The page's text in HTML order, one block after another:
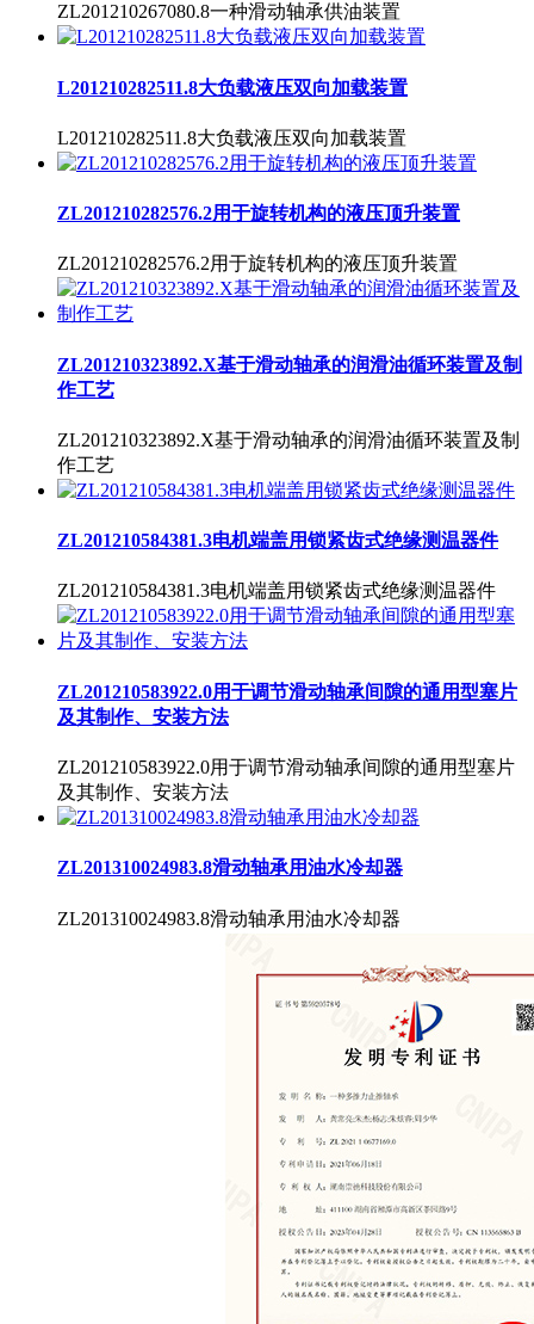
ZL201210267080.8一种滑动轴承供油装置
L201210282511.8大负载液压双向加载装置
L201210282511.8大负载液压双向加载装置
ZL201210282576.2用于旋转机构的液压顶升装置
ZL201210282576.2用于旋转机构的液压顶升装置
ZL201210323892.X基于滑动轴承的润滑油循环装置及制
作工艺
ZL201210323892.X基于滑动轴承的润滑油循环装置及制
作工艺
ZL201210584381.3电机端盖用锁紧齿式绝缘测温器件
ZL201210584381.3电机端盖用锁紧齿式绝缘测温器件
ZL201210583922.0用于调节滑动轴承间隙的通用型塞片
及其制作、安装方法
ZL201210583922.0用于调节滑动轴承间隙的通用型塞片
及其制作、安装方法
ZL201310024983.8滑动轴承用油水冷却器
ZL201310024983.8滑动轴承用油水冷却器